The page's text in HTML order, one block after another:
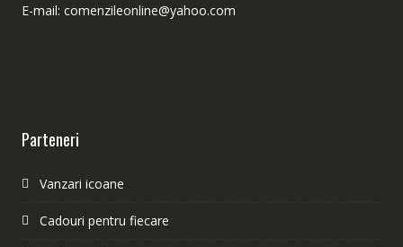
E-mail: comenzileonline@yahoo.com
Parteneri
Vanzari icoane
Cadouri pentru fiecare